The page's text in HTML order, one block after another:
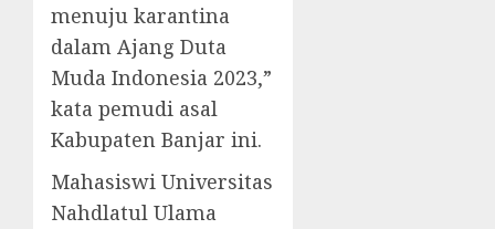
menuju karantina
dalam Ajang Duta
Muda Indonesia 2023,”
kata pemudi asal
Kabupaten Banjar ini.
Mahasiswi Universitas
Nahdlatul Ulama